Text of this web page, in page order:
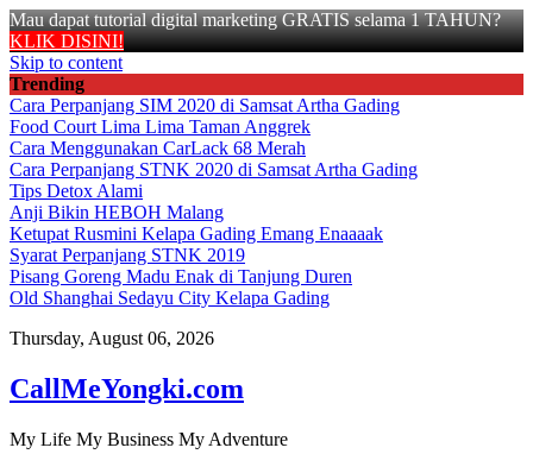
Mau dapat tutorial digital marketing GRATIS selama 1 TAHUN?
KLIK DISINI!
Skip to content
Trending
Cara Perpanjang SIM 2020 di Samsat Artha Gading
Food Court Lima Lima Taman Anggrek
Cara Menggunakan CarLack 68 Merah
Cara Perpanjang STNK 2020 di Samsat Artha Gading
Tips Detox Alami
Anji Bikin HEBOH Malang
Ketupat Rusmini Kelapa Gading Emang Enaaaak
Syarat Perpanjang STNK 2019
Pisang Goreng Madu Enak di Tanjung Duren
Old Shanghai Sedayu City Kelapa Gading
Thursday, August 06, 2026
CallMeYongki.com
My Life My Business My Adventure